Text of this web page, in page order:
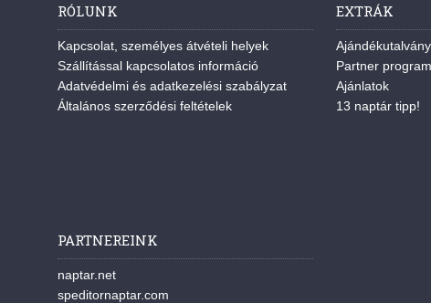
RÓLUNK
Kapcsolat, személyes átvételi helyek
Szállítással kapcsolatos információ
Adatvédelmi és adatkezelési szabályzat
Általános szerződési feltételek
EXTRÁK
Partner program
Ajánlatok
13 naptár tipp!
PARTNEREINK
naptar.net
speditornaptar.com